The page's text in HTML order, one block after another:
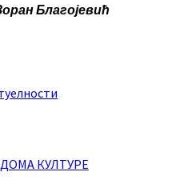
Благојевић
КУЛТУРЕ